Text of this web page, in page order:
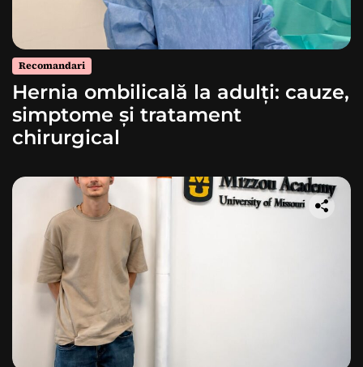
Recomandari
Hernia ombilicală la adulți: cauze,
simptome și tratament
chirurgical